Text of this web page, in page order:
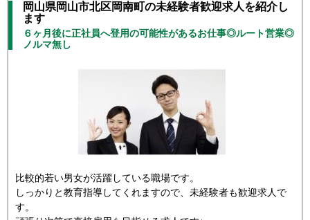
岡山県岡山市北区岡南町の未経験者歓迎求人を紹介し
ます
６ヶ月後に正社員へ登用の可能性があるお仕事◎ルート営業◎
ノルマ無し
比較的若い男女が活躍している職場です。
しっかりと教育指導してくれますので、未経験者も歓迎求人で
す。